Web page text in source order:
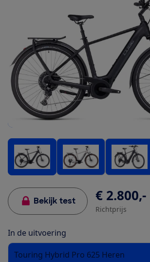
Bekijk test € 2.800,-
Richtprijs
In de uitvoering
Touring Hybrid Pro 625 Heren